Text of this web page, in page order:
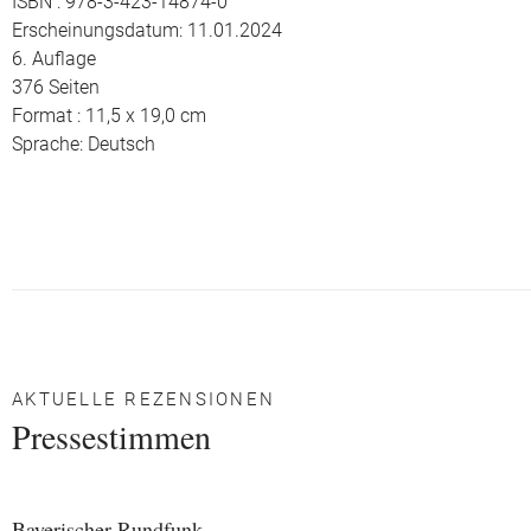
Erscheinungsdatum: 11.01.2024
6. Auflage
376 Seiten
Format : 11,5 x 19,0 cm
Sprache: Deutsch
AKTUELLE REZENSIONEN
Pressestimmen